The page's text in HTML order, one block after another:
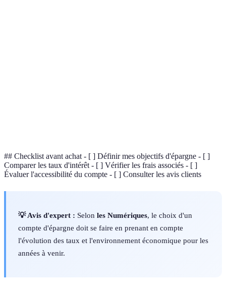
## Checklist avant achat - [ ] Définir mes objectifs d'épargne - [ ]
Comparer les taux d'intérêt - [ ] Vérifier les frais associés - [ ]
Évaluer l'accessibilité du compte - [ ] Consulter les avis clients
💡 Avis d'expert : Selon les Numériques, le choix d'un
compte d'épargne doit se faire en prenant en compte
l'évolution des taux et l'environnement économique pour les
années à venir.